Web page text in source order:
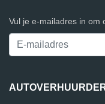
Vul je e-mailadres in om